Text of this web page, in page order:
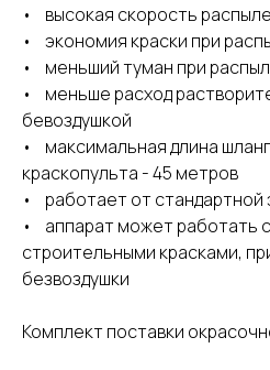
• высокая скорость
• экономия краски при
• меньший туман при
• меньше расход
бевоздушкой
• максимальная длина
краскопульта - 45 метров
• работает от стандартной
• аппарат может работать
строительными красками,
безвоздушки
Комплект поставки